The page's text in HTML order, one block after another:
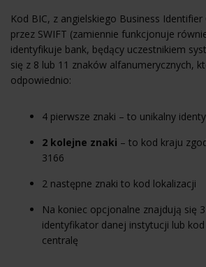
Kod BIC, z angielskiego Business
przez SWIFT (zamiennie funkcjonuje
identyfikuje bank, będący uczestnikiem
się z 8 lub 11 znaków alfanumerycznych,
odpowiednio:
4 pierwsze znaki – to unikalny
2 kolejne znaki – to kod kraju
3166
2 następne znaki to kod lokalizacji
Na koniec opcjonalne znajdują się
identyfikator danej instytucji lub kod
centralę